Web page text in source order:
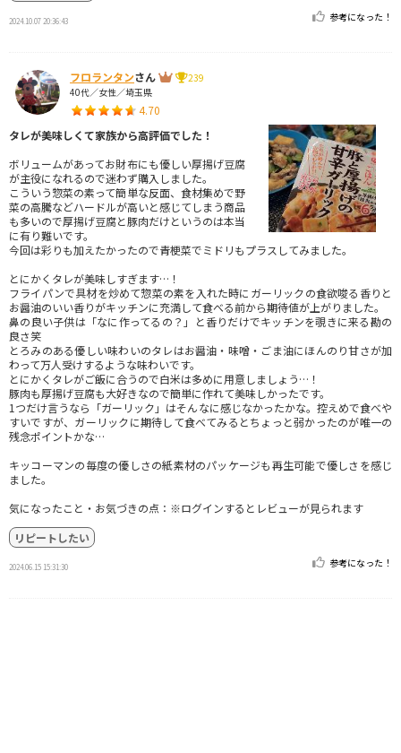
2024.10.07 20:36:43 参考になった！
フロランタンさん
239
40代／女性／埼玉県
4.70
タレが美味しくて家族から高評価でした！
ボリュームがあってお財布にも優しい厚揚げ豆腐
が主役になれるので迷わず購入しました。
こういう惣菜の素って簡単な反面、食材集めで野
菜の高騰などハードルが高いと感じてしまう商品
も多いので厚揚げ豆腐と豚肉だけというのは本当
に有り難いです。
今回は彩りも加えたかったので青梗菜でミドリもプラスしてみました。
とにかくタレが美味しすぎます…！
フライパンで具材を炒めて惣菜の素を入れた時にガーリックの食欲唆る香りと
お醤油のいい香りがキッチンに充満して食べる前から期待値が上がりました。
鼻の良い子供は「なに作ってるの？」と香りだけでキッチンを覗きに来る勘の
良さ笑
とろみのある優しい味わいのタレはお醤油・味噌・ごま油にほんのり甘さが加
わって万人受けするような味わいです。
とにかくタレがご飯に合うので白米は多めに用意しましょう…！
豚肉も厚揚げ豆腐も大好きなので簡単に作れて美味しかったです。
1つだけ言うなら「ガーリック」はそんなに感じなかったかな。控えめで食べや
すいですが、ガーリックに期待して食べてみるとちょっと弱かったのが唯一の
残念ポイントかな…
キッコーマンの毎度の優しさの紙素材のパッケージも再生可能で優しさを感じ
ました。
気になったこと・お気づきの点：※ログインするとレビューが見られます
リピートしたい
2024.06.15 15:31:30 参考になった！